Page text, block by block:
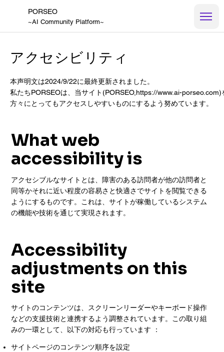
PORSEO
~AI Community Platform~
アクセシビリティ
本声明文は2024/9/22に最終更新されました。
私たちPORSEOは、当サイト(PORSEO,https://www.ai-porseo.com)
方々にとってもアクセスしやすいものにするよう努めています。
What web
accessibility is
アクセシブルなサイトとは、障害のある訪問者が他の訪問者と
同等かそれに近い程度の容易さと快適さでサイトを閲覧できる
ようにするものです。これは、サイトが稼働しているシステム
の機能や技術を通じて実現されます。
Accessibility
adjustments on this
site
サイトのコンテンツは、スクリーンリーダーやキーボード操作
などの支援技術と連携するよう調整されています。この取り組
みの一環として、以下の対応も行っています ：
サイトページのコンテンツ順序を設定